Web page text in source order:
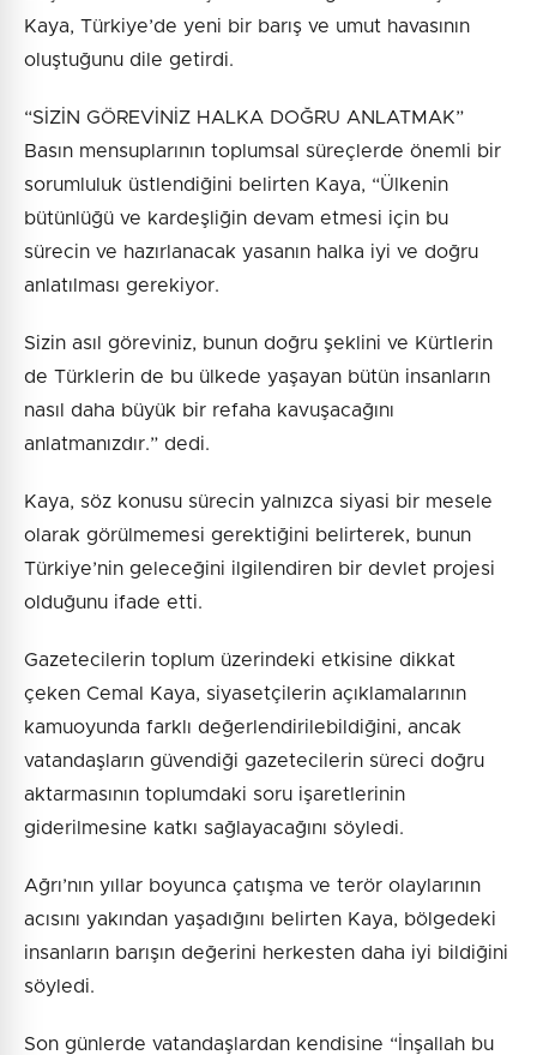
Kaya, Türkiye’de yeni bir barış ve umut havasının
oluştuğunu dile getirdi.
“SİZİN GÖREVİNİZ HALKA DOĞRU ANLATMAK”
Basın mensuplarının toplumsal süreçlerde önemli bir
sorumluluk üstlendiğini belirten Kaya, “Ülkenin
bütünlüğü ve kardeşliğin devam etmesi için bu
sürecin ve hazırlanacak yasanın halka iyi ve doğru
anlatılması gerekiyor.
Sizin asıl göreviniz, bunun doğru şeklini ve Kürtlerin
de Türklerin de bu ülkede yaşayan bütün insanların
nasıl daha büyük bir refaha kavuşacağını
anlatmanızdır.” dedi.
Kaya, söz konusu sürecin yalnızca siyasi bir mesele
olarak görülmemesi gerektiğini belirterek, bunun
Türkiye’nin geleceğini ilgilendiren bir devlet projesi
olduğunu ifade etti.
Gazetecilerin toplum üzerindeki etkisine dikkat
çeken Cemal Kaya, siyasetçilerin açıklamalarının
kamuoyunda farklı değerlendirilebildiğini, ancak
vatandaşların güvendiği gazetecilerin süreci doğru
aktarmasının toplumdaki soru işaretlerinin
giderilmesine katkı sağlayacağını söyledi.
Ağrı’nın yıllar boyunca çatışma ve terör olaylarının
acısını yakından yaşadığını belirten Kaya, bölgedeki
insanların barışın değerini herkesten daha iyi bildiğini
söyledi.
Son günlerde vatandaşlardan kendisine “İnşallah bu